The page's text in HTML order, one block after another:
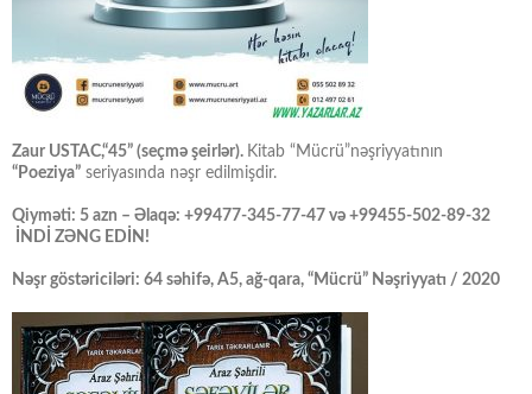
Zaur USTAC,“45” (seçmə şeirlər). Kitab “Mücrü”nəşriyyatının
“Poeziya” seriyasında nəşr edilmişdir.
Qiyməti: 5 azn – Əlaqə: +99477-345-77-47 və +99455-502-89-32
İNDİ ZƏNG EDİN!
Nəşr göstəriciləri: 64 səhifə, A5, ağ-qara, “Mücrü” Nəşriyyatı / 2020